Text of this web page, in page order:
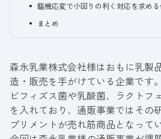
臨機応変で小回りの利く対応を求め
まとめ
森永乳業株式会社様はおもに乳製
造・販売を手がけている企業です。
ビフィズス菌や乳酸菌、ラクトフ
を入れており、通販事業ではその
プリメントが売れ筋商品となって